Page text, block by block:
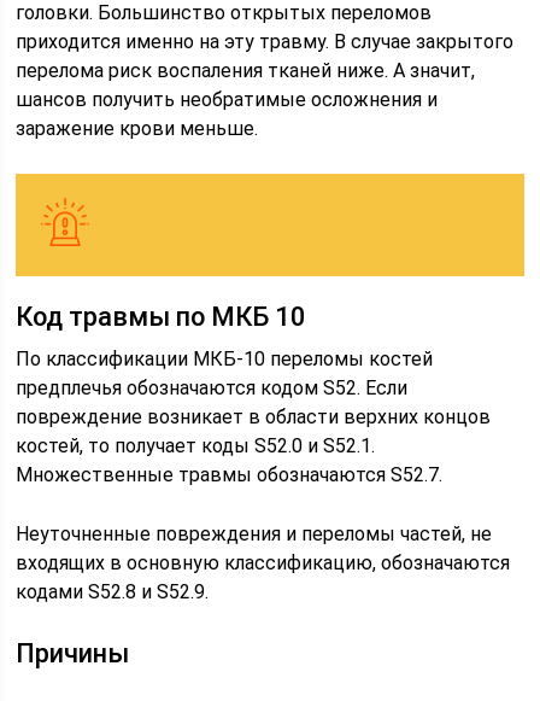
головки. Большинство открытых переломов
приходится именно на эту травму. В случае закрытого
перелома риск воспаления тканей ниже. А значит,
шансов получить необратимые осложнения и
заражение крови меньше.
Код травмы по МКБ 10
По классификации МКБ-10 переломы костей
предплечья обозначаются кодом S52. Если
повреждение возникает в области верхних концов
костей, то получает коды S52.0 и S52.1.
Множественные травмы обозначаются S52.7.
Неуточненные повреждения и переломы частей, не
входящих в основную классификацию, обозначаются
кодами S52.8 и S52.9.
Причины